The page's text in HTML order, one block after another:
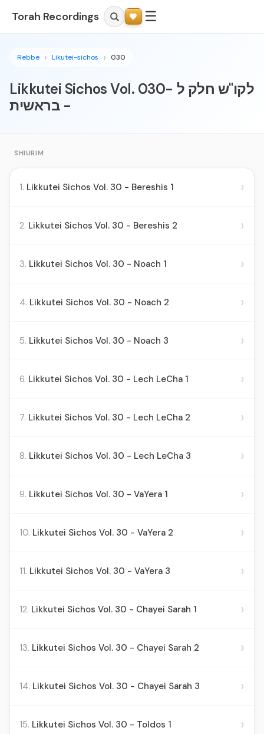
Torah Recordings ☰
Rebbe Likutei-sichos 030
Likkutei Sichos Vol. 030- לקו"ש חלק ל
- בראשית
SHIURIM
1. Likkutei Sichos Vol. 30 - Bereshis 1 ›
2. Likkutei Sichos Vol. 30 - Bereshis 2 ›
3. Likkutei Sichos Vol. 30 - Noach 1 ›
4. Likkutei Sichos Vol. 30 - Noach 2 ›
5. Likkutei Sichos Vol. 30 - Noach 3 ›
6. Likkutei Sichos Vol. 30 - Lech LeCha 1 ›
7. Likkutei Sichos Vol. 30 - Lech LeCha 2 ›
8. Likkutei Sichos Vol. 30 - Lech LeCha 3 ›
9. Likkutei Sichos Vol. 30 - VaYera 1 ›
10. Likkutei Sichos Vol. 30 - VaYera 2 ›
11. Likkutei Sichos Vol. 30 - VaYera 3 ›
12. Likkutei Sichos Vol. 30 - Chayei Sarah 1 ›
13. Likkutei Sichos Vol. 30 - Chayei Sarah 2 ›
14. Likkutei Sichos Vol. 30 - Chayei Sarah 3 ›
15. Likkutei Sichos Vol. 30 - Toldos 1 ›